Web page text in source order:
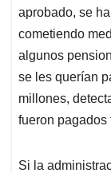
aprobado, se
cometiendo
algunos
se les querían
millones,
fueron pagados
Si la